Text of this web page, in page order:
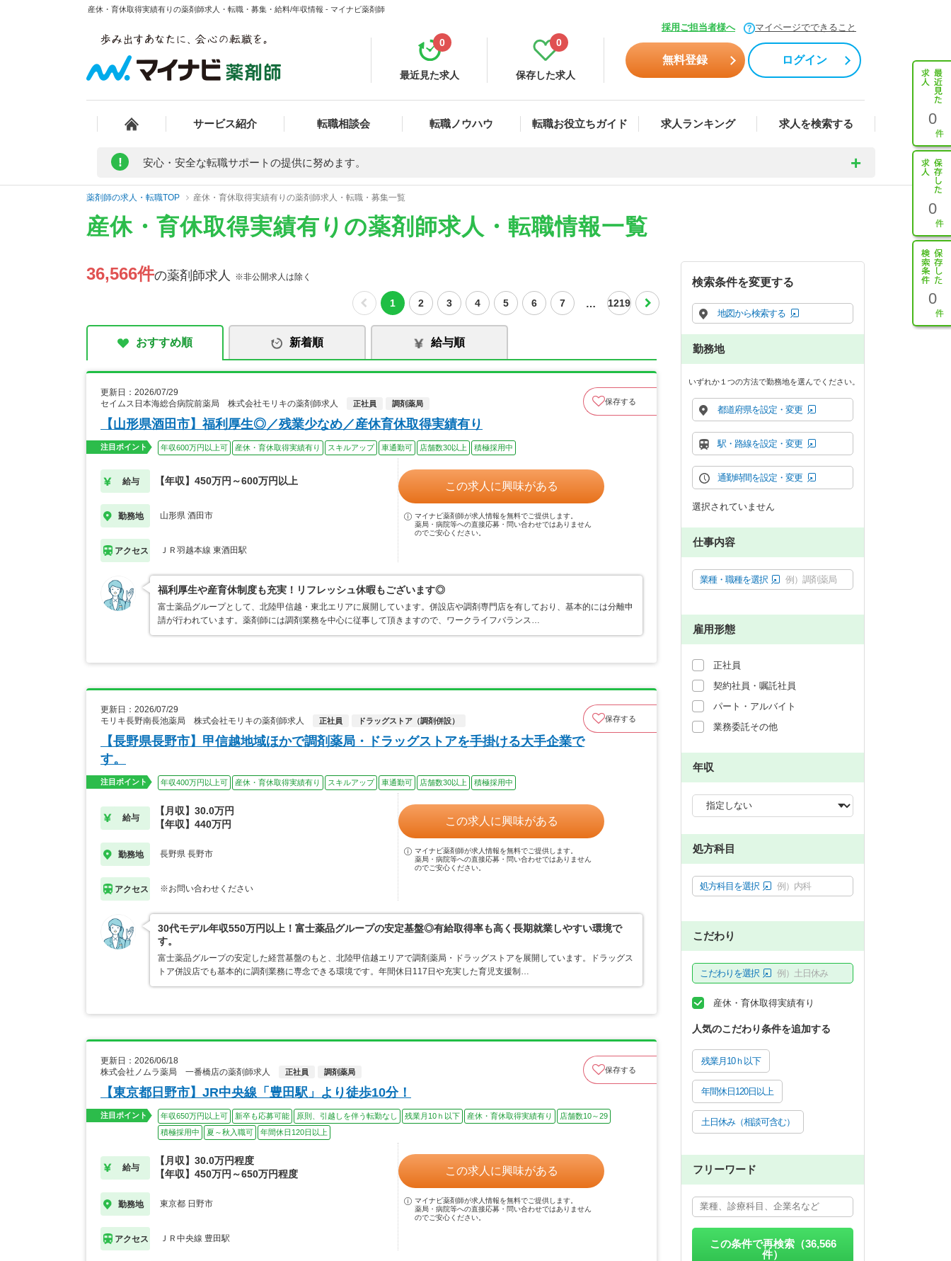
産休・育休取得実績有りの薬剤師求人・転職・募集・給料/年収情報 - マイナビ薬剤師
採用ご担当者様へ マイページでできること
最近見た求人
0
保存した求人
0
無料登録 ログイン
サービス紹介 転職相談会 転職ノウハウ 転職お役立ちガイド 求人ランキング 求人を検索する 0
0
0
! 安心・安全な転職サポートの提供に努めます。
薬剤師の求人・転職TOP 産休・育休取得実績有りの薬剤師求人・転職・募集一覧
産休・育休取得実績有りの薬剤師求人・転職情報一覧
36,566件の薬剤師求人 ※非公開求人は除く
1 2 3 4 5 6 7 … 1219
おすすめ順 新着順 給与順
更新日：2026/07/29
セイムス日本海総合病院前薬局 株式会社モリキの薬剤師求人
正社員 調剤薬局 保存する
【山形県酒田市】福利厚生◎／残業少なめ／産休育休取得実績有り
注目ポイント 年収600万円以上可 産休・育休取得実績有り スキルアップ 車通勤可 店舗数30以上 積極採用中
給与 【年収】450万円～600万円以上
勤務地 山形県 酒田市
アクセス ＪＲ羽越本線 東酒田駅
この求人に興味がある
マイナビ薬剤師が求人情報を無料でご提供します。
薬局・病院等への直接応募・問い合わせではありません
のでご安心ください。
福利厚生や産育休制度も充実！リフレッシュ休暇もございます◎
富士薬品グループとして、北陸甲信越・東北エリアに展開しています。併設店や調剤専門店を有しており、基本的には分離申
請が行われています。薬剤師には調剤業務を中心に従事して頂きますので、ワークライフバランス…
更新日：2026/07/29
モリキ長野南長池薬局 株式会社モリキの薬剤師求人
正社員 ドラッグストア（調剤併設） 保存する
【長野県長野市】甲信越地域ほかで調剤薬局・ドラッグストアを手掛ける大手企業で
す。
注目ポイント 年収400万円以上可 産休・育休取得実績有り スキルアップ 車通勤可 店舗数30以上 積極採用中
給与
【月収】30.0万円
【年収】440万円
勤務地 長野県 長野市
アクセス ※お問い合わせください
この求人に興味がある
マイナビ薬剤師が求人情報を無料でご提供します。
薬局・病院等への直接応募・問い合わせではありません
のでご安心ください。
30代モデル年収550万円以上！富士薬品グループの安定基盤◎有給取得率も高く長期就業しやすい環境で
す。
富士薬品グループの安定した経営基盤のもと、北陸甲信越エリアで調剤薬局・ドラッグストアを展開しています。ドラッグス
トア併設店でも基本的に調剤業務に専念できる環境です。年間休日117日や充実した育児支援制…
更新日：2026/06/18
株式会社ノムラ薬局 一番橋店の薬剤師求人
正社員 調剤薬局 保存する
【東京都日野市】JR中央線「豊田駅」より徒歩10分！
注目ポイント 年収650万円以上可 新卒も応募可能 原則、引越しを伴う転勤なし 残業月10ｈ以下 産休・育休取得実績有り
店舗数10～29
積極採用中
夏～秋入職可 年間休日120日以上
給与
【月収】30.0万円程度
【年収】450万円～650万円程度
勤務地 東京都 日野市
アクセス ＪＲ中央線 豊田駅
この求人に興味がある
マイナビ薬剤師が求人情報を無料でご提供します。
薬局・病院等への直接応募・問い合わせではありません
のでご安心ください。
検索条件を変更する
地図から検索する
勤務地
いずれか１つの方法で勤務地を選んでください。
都道府県を設定・変更
駅・路線を設定・変更
通勤時間を設定・変更
選択されていません
仕事内容
業種・職種を選択 例）調剤薬局
雇用形態
正社員
契約社員・嘱託社員
パート・アルバイト
業務委託その他
年収
処方科目
処方科目を選択 例）内科
こだわり
こだわりを選択 例）土日休み
産休・育休取得実績有り
人気のこだわり条件を追加する
残業月10ｈ以下
年間休日120日以上
土日休み（相談可含む）
フリーワード
この条件で再検索（36,566
件）